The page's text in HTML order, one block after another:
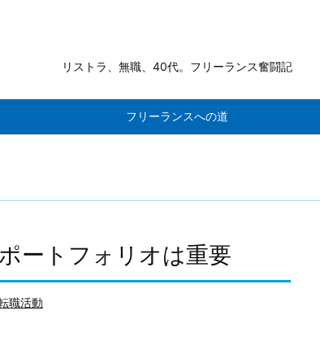
リストラ、無職、40代。フリーランス奮闘記
フリーランスへの道
ートフォリオは重要
職活動